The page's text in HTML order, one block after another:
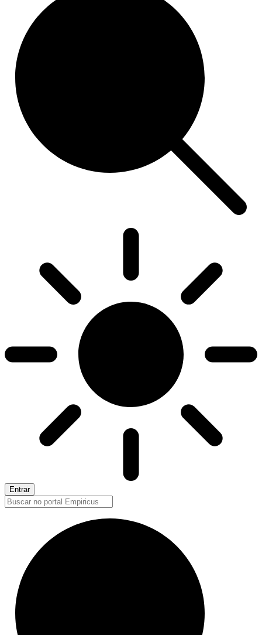
Entrar